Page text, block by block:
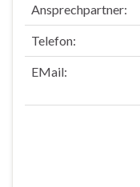
Ansprechpartner:
Telefon:
EMail: